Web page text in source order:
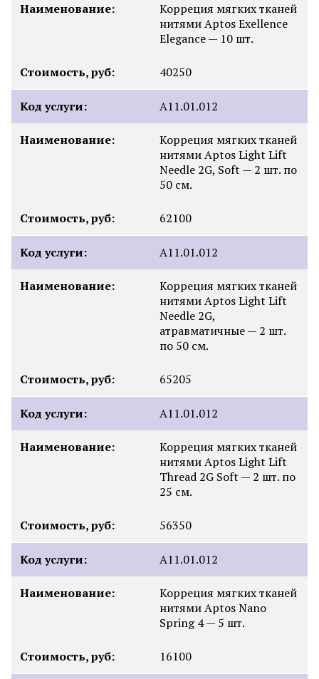
Наименование:
Корреция мягких тканей
нитями Aptos Exellence
Elegance — 10 шт.
Стоимость, руб: 40250
Код услуги: A11.01.012
Наименование:
Корреция мягких тканей
нитями Aptos Light Lift
Needle 2G, Soft — 2 шт. по
50 см.
Стоимость, руб: 62100
Код услуги: A11.01.012
Наименование:
Корреция мягких тканей
нитями Aptos Light Lift
Needle 2G,
атравматичные — 2 шт.
по 50 см.
Стоимость, руб: 65205
Код услуги: A11.01.012
Наименование:
Корреция мягких тканей
нитями Aptos Light Lift
Thread 2G Soft — 2 шт. по
25 см.
Стоимость, руб: 56350
Код услуги: A11.01.012
Наименование:
Корреция мягких тканей
нитями Aptos Nano
Spring 4 — 5 шт.
Стоимость, руб: 16100